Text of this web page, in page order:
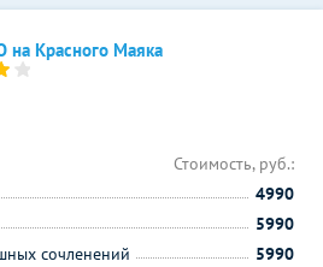
Красного Маяка
Стоимость, руб.:
4990
5990
сочленений
5990